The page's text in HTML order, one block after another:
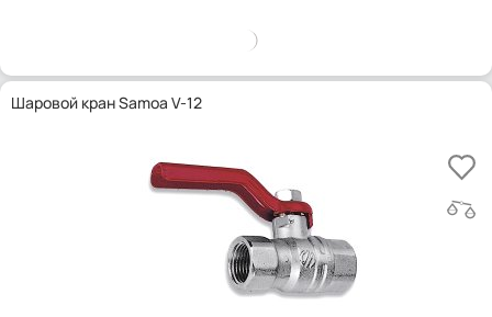
Шаровой кран Samoa V-12